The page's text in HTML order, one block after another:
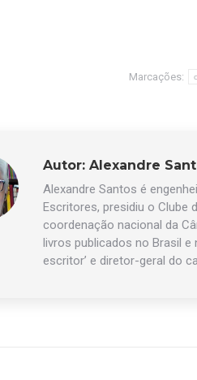
Marcações:
Autor: Alexandre
Alexandre Santos é
Escritores, presidiu o Clube
coordenação nacional da
livros publicados no Brasil e
escritor’ e diretor-geral do